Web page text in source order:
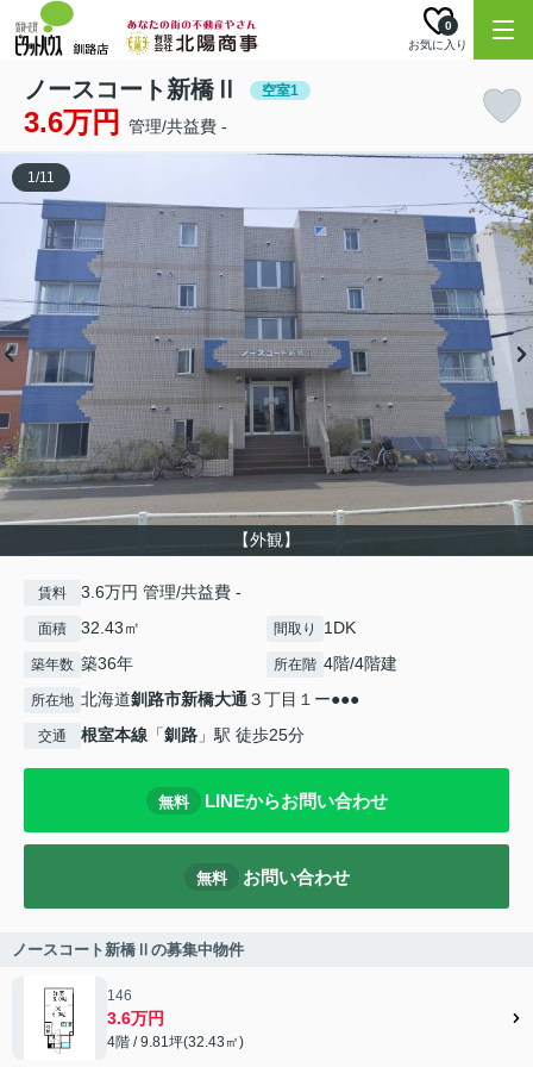
お気に入り
0
ノースコート新橋Ⅱ 空室1
3.6万円 管理/共益費 -
【外観】
1/11
賃料 3.6万円 管理/共益費 -
面積 32.43㎡ 間取り 1DK
築年数 築36年 所在階 4階/4階建
所在地 北海道釧路市新橋大通３丁目１ー●●●
交通 根室本線 「釧路 」駅 徒歩25分
無料 LINEからお問い合わせ
無料 お問い合わせ
ノースコート新橋Ⅱの募集中物件
146
3.6万円
4階 / 9.81坪(32.43㎡)